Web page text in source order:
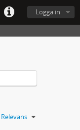
Logga in
Relevans